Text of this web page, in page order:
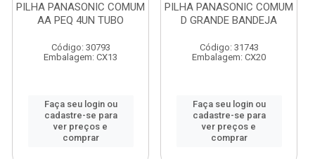
PILHA PANASONIC COMUM
AA PEQ 4UN TUBO
Código: 30793
Embalagem: CX13
Faça seu login ou
cadastre-se para
ver preços e
comprar
PILHA PANASONIC COMUM
D GRANDE BANDEJA
Código: 31743
Embalagem: CX20
Faça seu login ou
cadastre-se para
ver preços e
comprar